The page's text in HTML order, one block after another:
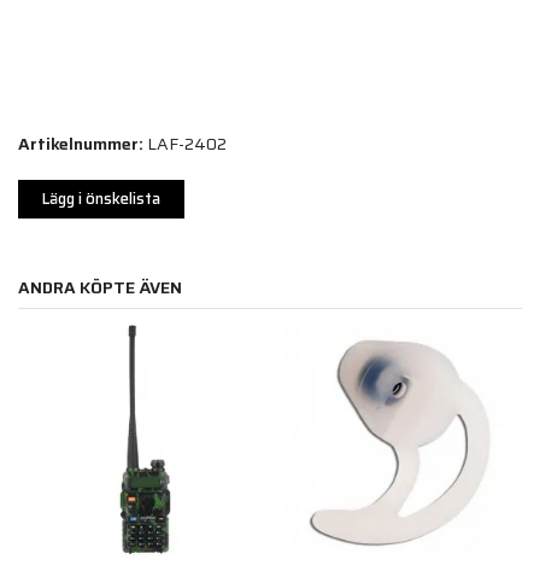
Artikelnummer: LAF-2402
Lägg i önskelista
ANDRA KÖPTE ÄVEN